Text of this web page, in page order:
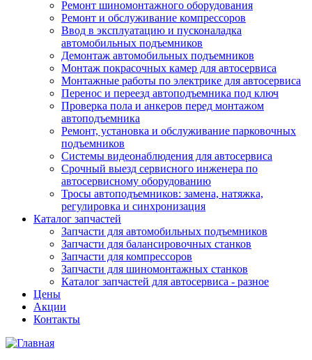
Ремонт шиномонтажного оборудования
Ремонт и обслуживание компрессоров
Ввод в эксплуатацию и пусконаладка
автомобильных подъемников
Демонтаж автомобильных подъемников
Монтаж покрасочных камер для автосервиса
Монтажные работы по электрике для автосервиса
Перенос и переезд автоподъемника под ключ
Проверка пола и анкеров перед монтажом
автоподъемника
Ремонт, установка и обслуживание парковочных
подъемников
Системы видеонаблюдения для автосервиса
Срочный выезд сервисного инженера по
автосервисному оборудованию
Тросы автоподъемников: замена, натяжка,
регулировка и синхронизация
Каталог запчастей
Запчасти для автомобильных подъемников
Запчасти для балансировочных станков
Запчасти для компрессоров
Запчасти для шиномонтажных станков
Каталог запчастей для автосервиса - разное
Цены
Акции
Контакты